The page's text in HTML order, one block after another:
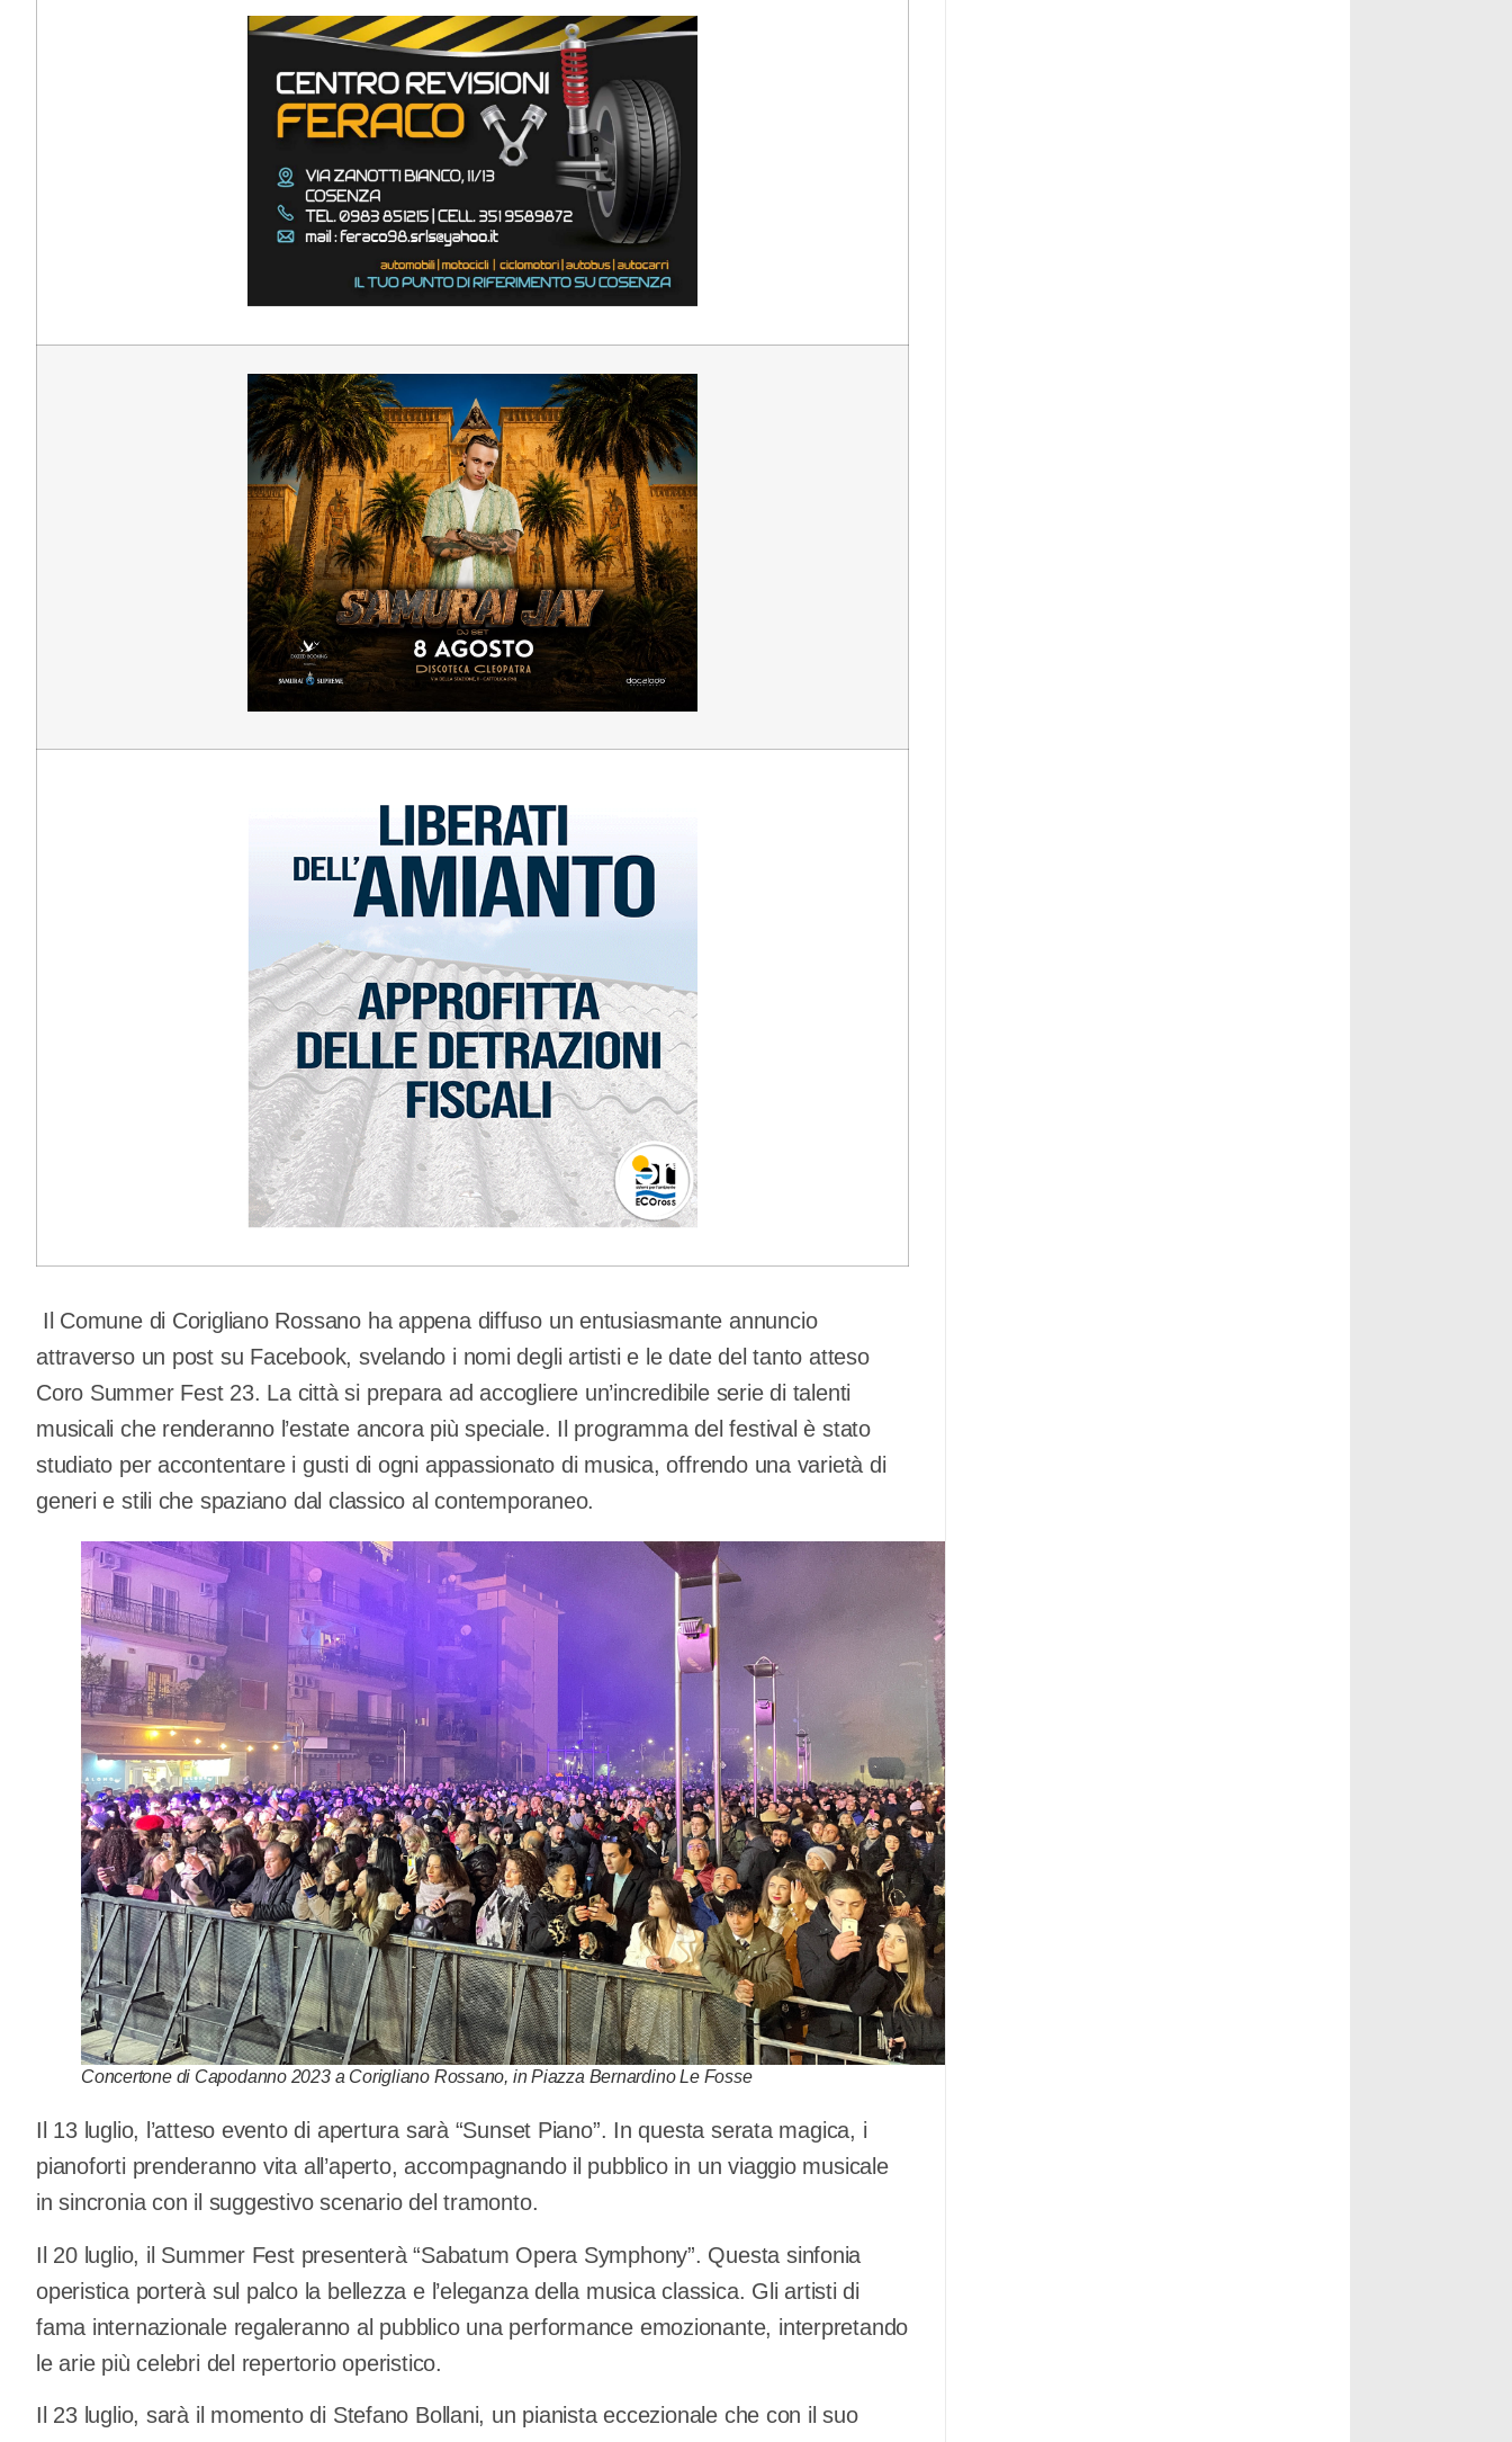
Il Comune di Corigliano Rossano ha appena diffuso un entusiasmante annuncio
attraverso un post su Facebook, svelando i nomi degli artisti e le date del tanto atteso
Coro Summer Fest 23. La città si prepara ad accogliere un’incredibile serie di talenti
musicali che renderanno l’estate ancora più speciale. Il programma del festival è stato
studiato per accontentare i gusti di ogni appassionato di musica, offrendo una varietà di
generi e stili che spaziano dal classico al contemporaneo.
Concertone di Capodanno 2023 a Corigliano Rossano, in Piazza Bernardino Le Fosse
Il 13 luglio, l’atteso evento di apertura sarà “Sunset Piano”. In questa serata magica, i
pianoforti prenderanno vita all’aperto, accompagnando il pubblico in un viaggio musicale
in sincronia con il suggestivo scenario del tramonto.
Il 20 luglio, il Summer Fest presenterà “Sabatum Opera Symphony”. Questa sinfonia
operistica porterà sul palco la bellezza e l’eleganza della musica classica. Gli artisti di
fama internazionale regaleranno al pubblico una performance emozionante, interpretando
le arie più celebri del repertorio operistico.
Il 23 luglio, sarà il momento di Stefano Bollani, un pianista eccezionale che con il suo